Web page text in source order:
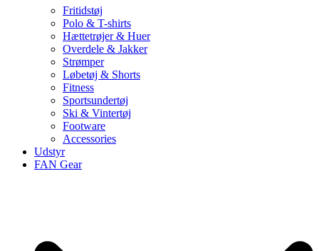
Fritidstøj
Polo & T-shirts
Hættetrøjer & Huer
Overdele & Jakker
Strømper
Løbetøj & Shorts
Fitness
Sportsundertøj
Ski & Vintertøj
Footware
Accessories
Udstyr
FAN Gear